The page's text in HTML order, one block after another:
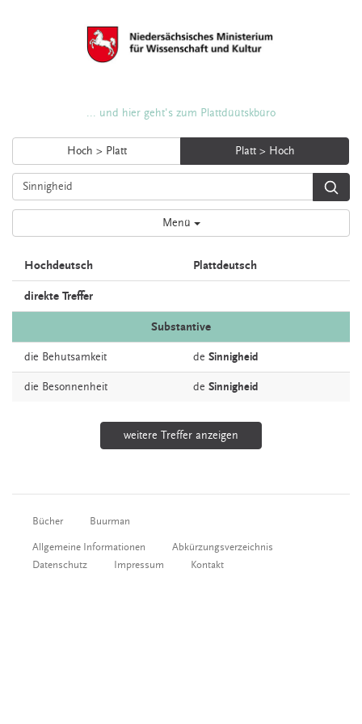
... und hier geht's zum Plattdüütskbüro
Hoch > Platt Platt > Hoch
Menü
Hochdeutsch Plattdeutsch
direkte Treffer
Substantive
die Behutsamkeit de Sinnigheid
die Besonnenheit de Sinnigheid
weitere Treffer anzeigen
Bücher Buurman
Allgemeine Informationen
Abkürzungsverzeichnis
Datenschutz
Impressum Kontakt